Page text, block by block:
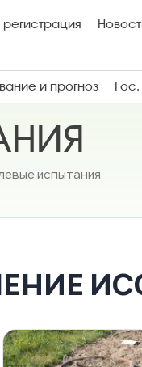
и прогноз
испытания